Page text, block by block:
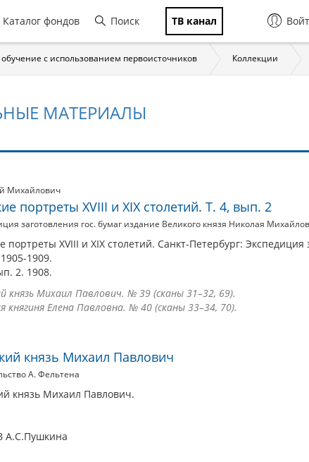
Каталог фондов Поиск ТВ канал
с использованием первоисточников Коллекции
МАТЕРИАЛЫ
Михайлович
портреты XVIII и XIX столетий. Т. 4, вып. 2
заготовления гос. бумаг издание Великого князя Николая
портреты XVIII и XIX столетий. Санкт-Петербург: Экспедиция
1909.
2. 1908.
князь Михаил Павлович. № 39 (сканы 31–32, 69).
княгиня Елена Павловна. № 40 (сканы 33–34, 70).
князь Михаил Павлович
А. Фельтена
князь Михаил Павлович.
А.С.Пушкина